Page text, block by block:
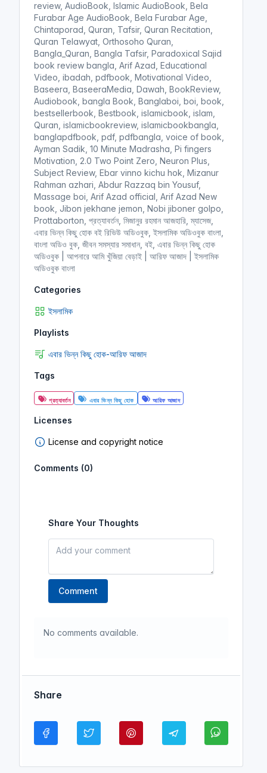
review, AudioBook, Islamic AudioBook, Bela
Furabar Age AudioBook, Bela Furabar Age,
Chintaporad, Quran, Tafsir, Quran Recitation,
Quran Telawyat, Orthosoho Quran,
Bangla_Quran, Bangla Tafsir, Paradoxical Sajid
book review bangla, Arif Azad, Educational
Video, ibadah, pdfbook, Motivational Video,
Baseera, BaseeraMedia, Dawah, BookReview,
Audiobook, bangla Book, Banglaboi, boi, book,
bestsellerbook, Bestbook, islamicbook, islam,
Quran, islamicbookreview, islamicbookbangla,
banglapdfbook, pdf, pdfbangla, voice of book,
Ayman Sadik, 10 Minute Madrasha, Pi fingers
Motivation, 2.0 Two Point Zero, Neuron Plus,
Subject Review, Ebar vinno kichu hok, Mizanur
Rahman azhari, Abdur Razzaq bin Yousuf,
Massage boi, Arif Azad official, Arif Azad New
book, Jibon jekhane jemon, Nobi jiboner golpo,
Prottaborton, প্রত্যাবর্তন, মিজানুর রহমান আজহারি, ম্যাসেজ,
এবার ভিন্ন কিছু হোক বই রিভিউ অডিওবুক, ইসলামিক অডিওবুক বাংলা,
বাংলা অডিও বুক, জীবন সমস্যার সমাধান, বই, এবার ভিন্ন কিছু হোক
অডিওবুক | আপনারে আমি খুঁজিয়া বেড়াই | আরিফ আজাদ | ইসলামিক
অডিওবুক বাংলা
Categories
ইসলামিক
Playlists
এবার ভিন্ন কিছু হোক-আরিফ আজাদ
Tags
প্রত্যাবর্তন এবার ভিন্ন কিছু হোক আরিফ আজাদ
Licenses
License and copyright notice
Comments (0)
Share Your Thoughts
Comment
No comments available.
Share